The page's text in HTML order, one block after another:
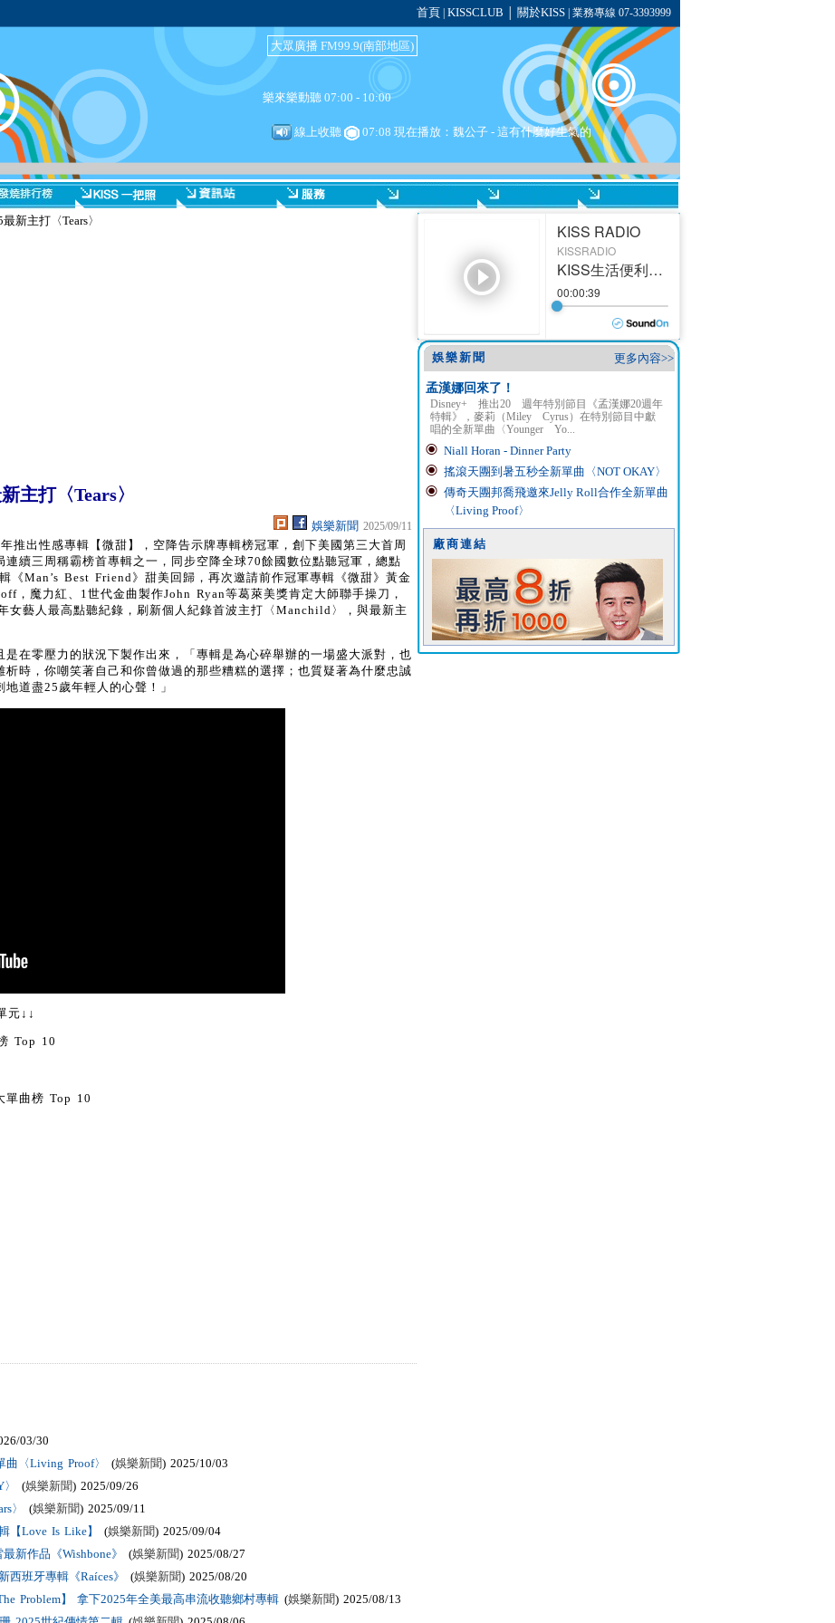
首頁 KISSCLUB 關於KISS| 業務專線 07-3393999
大眾廣播 FM99.9(南部地區)
樂來樂動聽 07:00 - 10:00
線上收聽 07:08 現在播放：魏公子 - 這有什麼好生氣的
新主打〈Tears〉
主打〈Tears〉
娛樂新聞 2025/09/11
推出性感專輯【微甜】，空降告示牌專輯榜冠軍，創下美國第三大首周
續三周稱霸榜首專輯之一，同步空降全球70餘國數位點聽冠軍，總點
《Man’s Best Friend》甜美回歸，再次邀請前作冠軍專輯《微甜》黃金
，魔力紅、1世代金曲製作John Ryan等葛萊美獎肯定大師聯手操刀，
女藝人最高點聽紀錄，刷新個人紀錄首波主打〈Manchild〉，與最新主
在零壓力的狀況下製作出來，「專輯是為心碎舉辦的一場盛大派對，也
時，你嘲笑著自己和你曾做過的那些糟糕的選擇；也質疑著為什麼忠誠
道盡25歲年輕人的心聲！」
元↓↓
Top 10
曲榜 Top 10
03/30
〈Living Proof〉
(娛樂新聞) 2025/10/03
(娛樂新聞) 2025/09/26
〉
(娛樂新聞) 2025/09/11
【Love Is Like】
(娛樂新聞) 2025/09/04
新作品《Wishbone》
(娛樂新聞) 2025/08/27
班牙專輯《Raíces》
(娛樂新聞) 2025/08/20
Problem】 拿下2025年全美最高串流收聽鄉村專輯 (娛樂新聞) 2025/08/13
更多內容>>
娛樂新聞
孟漢娜回來了！
Disney+ 推出20 週年特別節目《孟漢娜20週年
特輯》，麥莉（Miley Cyrus）在特別節目中獻
唱的全新單曲〈Younger Yo...
Niall Horan - Dinner Party
搖滾天團到暑五秒全新單曲〈NOT OKAY〉
傳奇天團邦喬飛邀來Jelly Roll合作全新單曲
〈Living Proof〉
廠商連結